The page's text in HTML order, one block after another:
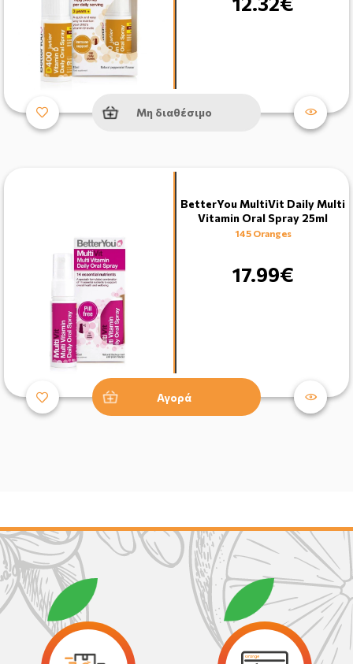
Μη διαθέσιμο
BetterYou MultiVit Daily Multi
Vitamin Oral Spray 25ml
145 Oranges
17.99€
Αγορά